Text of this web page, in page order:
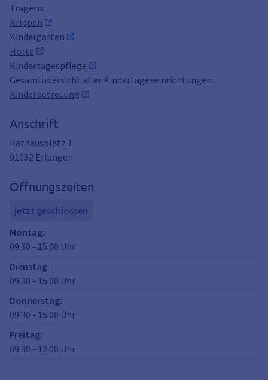
Trägern:
Krippen
Kindergärten
Horte
Kindertagespflege
Gesamtübersicht aller Kindertageseinrichtungen:
Kinderbetreuung
Anschrift
Rathausplatz 1
91052 Erlangen
Öffnungszeiten
jetzt geschlossen
Montag:
09:30 - 15:00 Uhr
Dienstag:
09:30 - 15:00 Uhr
Donnerstag:
09:30 - 15:00 Uhr
Freitag:
09:30 - 12:00 Uhr